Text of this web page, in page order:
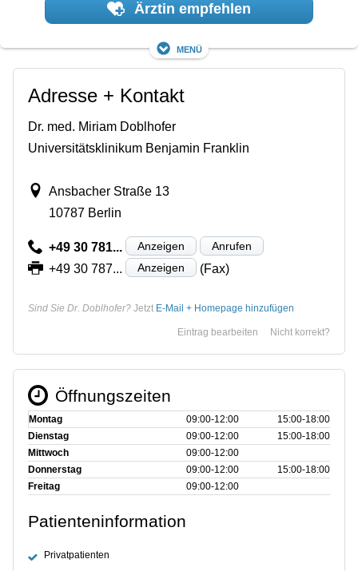
Ärztin empfehlen
Menü
Adresse + Kontakt
Dr. med. Miriam Doblhofer
Universitätsklinikum Benjamin Franklin
Ansbacher Straße 13
10787 Berlin
+49 30 781... Anzeigen Anrufen
+49 30 787... Anzeigen (Fax)
Sind Sie Dr. Doblhofer? Jetzt E-Mail + Homepage hinzufügen
Nicht korrekt?
Eintrag bearbeiten
Öffnungszeiten
Montag 09:00‑12:00
15:00‑18:00
Dienstag
09:00‑12:00
15:00‑18:00
Mittwoch
09:00‑12:00
Donnerstag
09:00‑12:00
15:00‑18:00
Freitag
09:00‑12:00
Patienteninformation
Privatpatienten